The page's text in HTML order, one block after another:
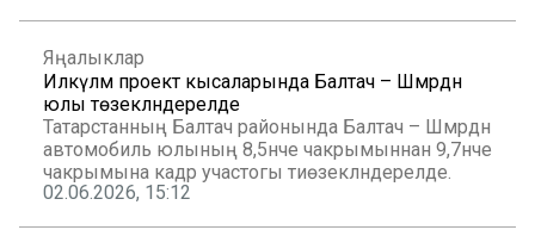
Яңалыклар
Илкүләм проект кысаларында Балтач – Шәмәрдән
юлы төзекләндерелде
Татарстанның Балтач районында Балтач – Шәмәрдән
автомобиль юлының 8,5нче чакрымыннан 9,7нче
чакрымына кадәр участогы тиөзекләндерелде.
02.06.2026, 15:12